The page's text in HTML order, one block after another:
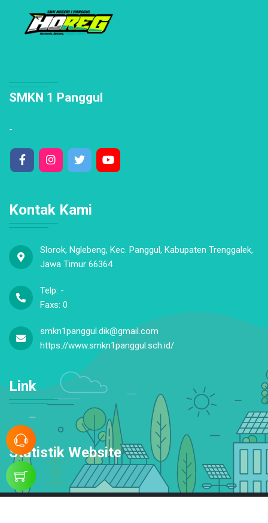
SMKN 1 Panggul
-
Kontak Kami
Slorok, Nglebeng, Kec. Panggul, Kabupaten Trenggalek,
Jawa Timur 66364
Telp: -
Faxs: 0
smkn1panggul.dik@gmail.com
https://www.smkn1panggul.sch.id/
Link
Statistik Website